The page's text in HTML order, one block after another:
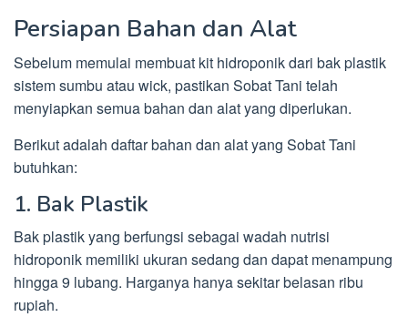
Persiapan Bahan dan Alat
Sebelum memulai membuat kit hidroponik dari bak plastik
sistem sumbu atau wick, pastikan Sobat Tani telah
menyiapkan semua bahan dan alat yang diperlukan.
Berikut adalah daftar bahan dan alat yang Sobat Tani
butuhkan:
1. Bak Plastik
Bak plastik yang berfungsi sebagai wadah nutrisi
hidroponik memiliki ukuran sedang dan dapat menampung
hingga 9 lubang. Harganya hanya sekitar belasan ribu
rupiah.